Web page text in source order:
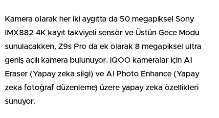
Kamera olarak her iki aygıtta da 50 megapiksel Sony
IMX882 4K kayıt takviyeli sensör ve Üstün Gece Modu
sunulacakken, Z9s Pro da ek olarak 8 megapiksel ultra
geniş açılı kamera bulunuyor. iQOO kameralar için AI
Eraser (Yapay zeka silgi) ve AI Photo Enhance (Yapay
zeka fotoğraf düzenleme) üzere yapay zeka özellikleri
sunuyor.